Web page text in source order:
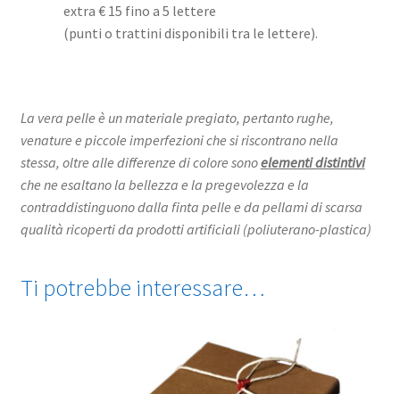
extra € 15 fino a 5 lettere
(punti o trattini disponibili tra le lettere).
La vera pelle è un materiale pregiato, pertanto rughe,
venature e piccole imperfezioni che si riscontrano nella
stessa, oltre alle differenze di colore sonoelementi distintivi
che ne esaltano la bellezza e la pregevolezza e la
contraddistinguono dalla finta pelle e da pellami di scarsa
qualità ricoperti da prodotti artificiali (poliuterano-plastica)
Ti potrebbe interessare…